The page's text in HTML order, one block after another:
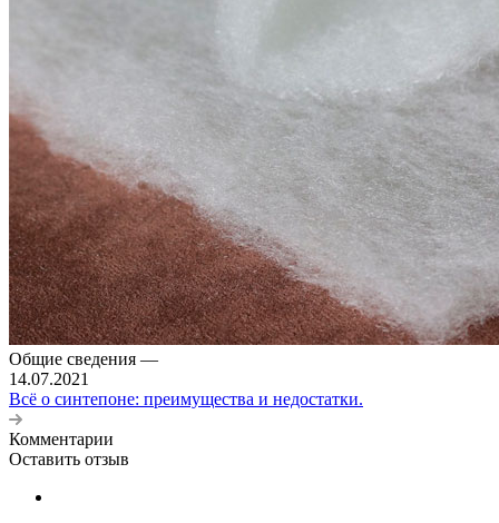
Общие сведения —
14.07.2021
Всё о синтепоне: преимущества и недостатки.
Комментарии
Оставить отзыв